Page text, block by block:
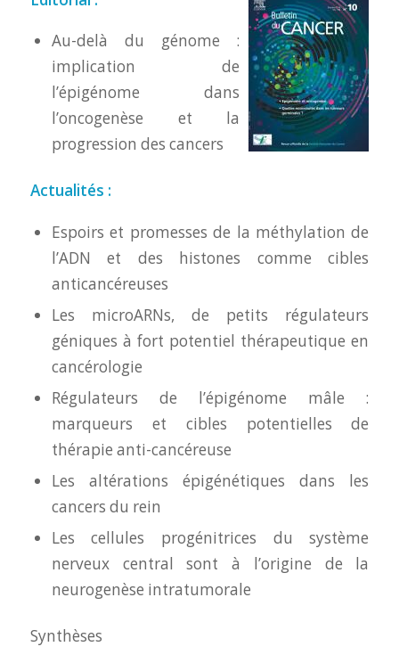
Au-delà du génome :
implication de
l’épigénome dans
l’oncogenèse et la
progression des cancers
Actualités :
Espoirs et promesses de la méthylation de
l’ADN et des histones comme cibles
anticancéreuses
Les microARNs, de petits régulateurs
géniques à fort potentiel thérapeutique en
cancérologie
Régulateurs de l’épigénome mâle :
marqueurs et cibles potentielles de
thérapie anti-cancéreuse
Les altérations épigénétiques dans les
cancers du rein
Les cellules progénitrices du système
nerveux central sont à l’origine de la
neurogenèse intratumorale
Synthèses